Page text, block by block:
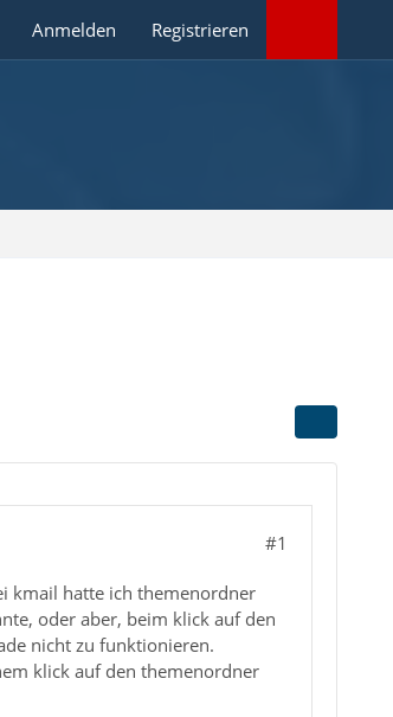
Anmelden Registrieren
#1
kmail hatte ich themenordner
oder aber, beim klick auf den
nicht zu funktionieren.
klick auf den themenordner